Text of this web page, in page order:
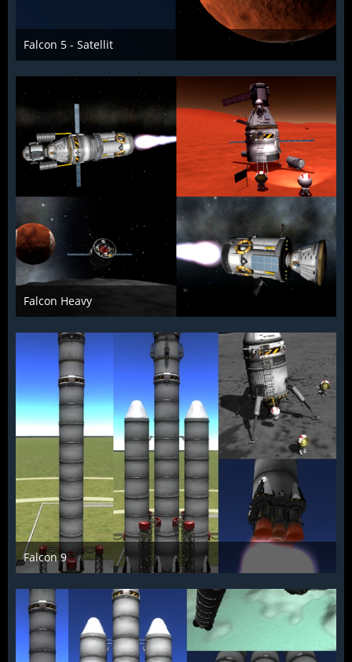
Falcon 5 - Satellit
McFlƴeѵer
10. Februar 2017
2.007
0 0
Falcon Heavy
McFlƴeѵer
10. Februar 2017
2.077
0 0
Falcon 9
McFlƴeѵer
11. März 2013
1.997
0 0